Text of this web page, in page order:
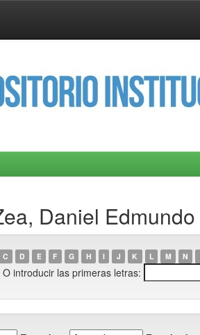
Daniel Edmundo
C D E F G H I J K L M N
O introducir las primeras letras: